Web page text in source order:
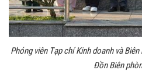
Phóng viên Tạp chí Kinh doanh và
Đồn Biên